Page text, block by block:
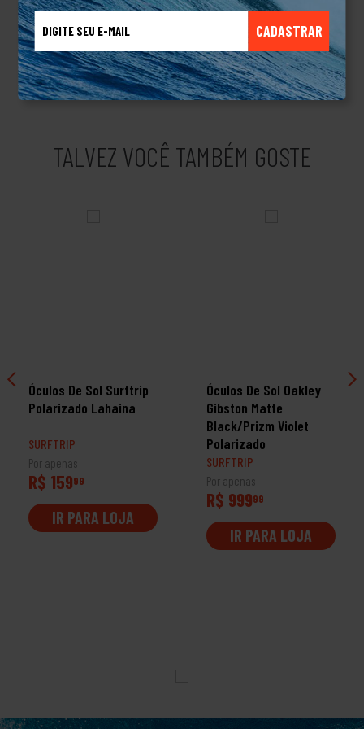
CADASTRAR
prescrição, oferecendo alta qualidade consistente no ajuste,
formato e funcionalidade da lente até a armação.Prizm
SapphireTransmissão da luz: 12%Condições de iluminação: Alta
luminosidadeCor da lente base: CinzaDocumento Informativo: 3
TALVEZ VOCÊ TAMBÉM GOSTE
Óculos De Sol Surftrip
Polarizado Lahaina
SURFTRIP
Por apenas
R$ 15999
IR PARA LOJA
Óculos De Sol Oakley
Gibston Matte
Black/Prizm Violet
Polarizado
SURFTRIP
Por apenas
R$ 99999
IR PARA LOJA